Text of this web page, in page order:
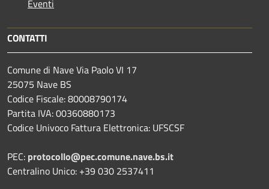
Eventi
CONTATTI
Comune di Nave Via Paolo VI 17
25075 Nave BS
Codice Fiscale: 80008790174
Partita IVA: 00360880173
Codice Univoco Fattura Elettronica: UFSCSF
PEC: protocollo@pec.comune.nave.bs.it
Centralino Unico: +39 030 2537411